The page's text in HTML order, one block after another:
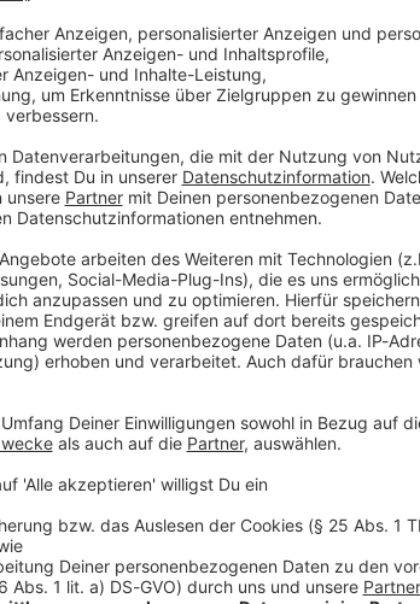
Haft sei ihm klargeworden, wie gefährlich die
die Fälle nicht. «Ich bin unendlich froh, dass
Jahre ins Gefängnis gehen werde.
erklärte in seiner Einlassung, nichts von
wollen und mit dem Partner einen
Taten am späten Abend seien von
eigenen Auto unterwegs gewesen sei.
«Was passiert ist, erschreckt mich, das